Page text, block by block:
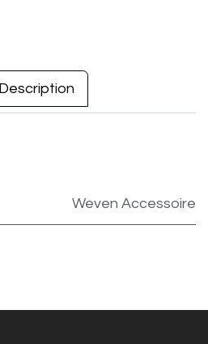
Description
Weven Accessoire